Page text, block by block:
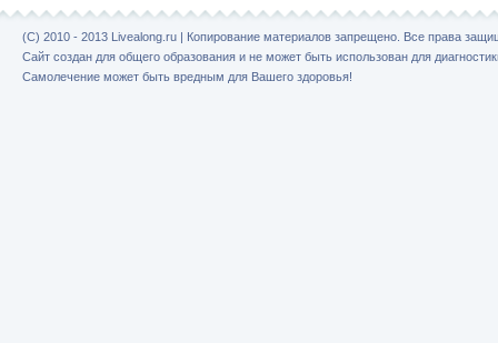
(C) 2010 - 2013 Livealong.ru | Копирование материалов запрещено. Все права
Сайт создан для общего образования и не может быть использован для
Самолечение может быть вредным для Вашего здоровья!